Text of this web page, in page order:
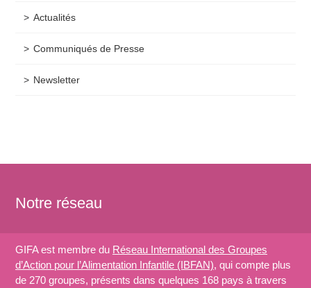
Actualités
Communiqués de Presse
Newsletter
Notre réseau
GIFA est membre du Réseau International des Groupes
d’Action pour l’Alimentation Infantile (IBFAN), qui compte plus
de 270 groupes, présents dans quelques 168 pays à travers